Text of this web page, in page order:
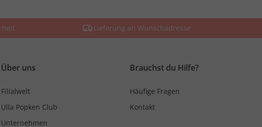
Lieferung an Wunschadresse
Über uns
Filialwelt
Ulla Popken Club
Unternehmen
Brauchst du Hilfe?
Häufige Fragen
Kontakt